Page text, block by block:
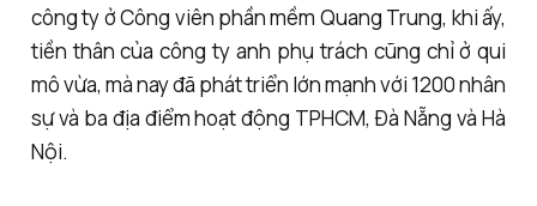
công ty ở Công viên phần mềm Quang Trung, khi ấy,
tiền thân của công ty anh phụ trách cũng chỉ ở qui
mô vừa, mà nay đã phát triển lớn mạnh với 1200 nhân
sự và ba địa điểm hoạt động TPHCM, Đà Nẵng và Hà
Nội.